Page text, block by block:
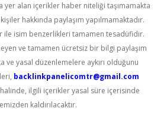
yer alan içerikler haber niteliği taşımamakta
hakkında paylaşım yapılmamaktadır.
ile isim benzerlikleri tamamen tesadüfidir.
ve tamamen ücretsiz bir bilgi paylaşım
ve yasal düzenlemelere aykırı olduğunu
backlinkpanelicomtr@gmail.com
ilgili içerikler yasal süre içerisinde
kaldırılacaktır.